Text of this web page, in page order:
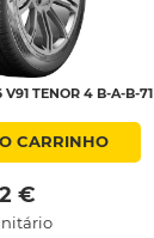
TENOR 4 B-A-B-71
CARRINHO
€